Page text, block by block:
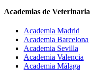
Academias de Veterinaria
Academia Madrid
Academia Barcelona
Academia Sevilla
Academia Valencia
Academia Málaga